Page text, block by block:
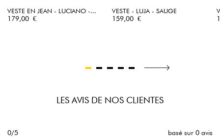
VESTE EN JEAN - LUCIANO -...
Prix
179,00 €
VESTE - LUJA - SAUGE
Prix
159,00 €
LES AVIS DE NOS CLIENTES
0/5 basé sur 0 avis